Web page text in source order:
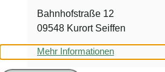
Bahnhofstraße 12
09548 Kurort Seiffen
Mehr Informationen